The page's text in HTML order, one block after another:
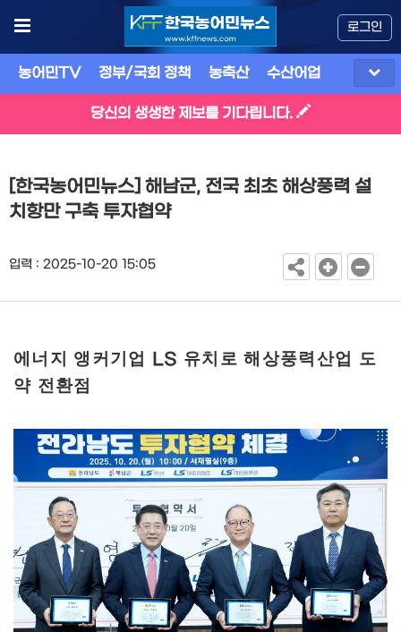
로그인
농어민TV 정부/국회 정책 농축산 수산어업
당신의 생생한 제보를 기다립니다.
[한국농어민뉴스] 해남군, 전국 최초 해상풍력 설
치항만 구축 투자협약
입력 : 2025-10-20 15:05
에너지 앵커기업 LS 유치로 해상풍력산업 도
약 전환점